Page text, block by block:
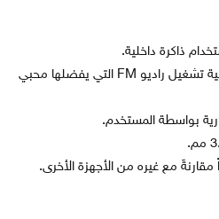
ذاكرة داخلية.
عدم القدرة على دعم خاصية تشغيل راديو FM التي يفضلها محبي
بواسطة المستخدم.
مع غيره من الأجهزة الأخرى.